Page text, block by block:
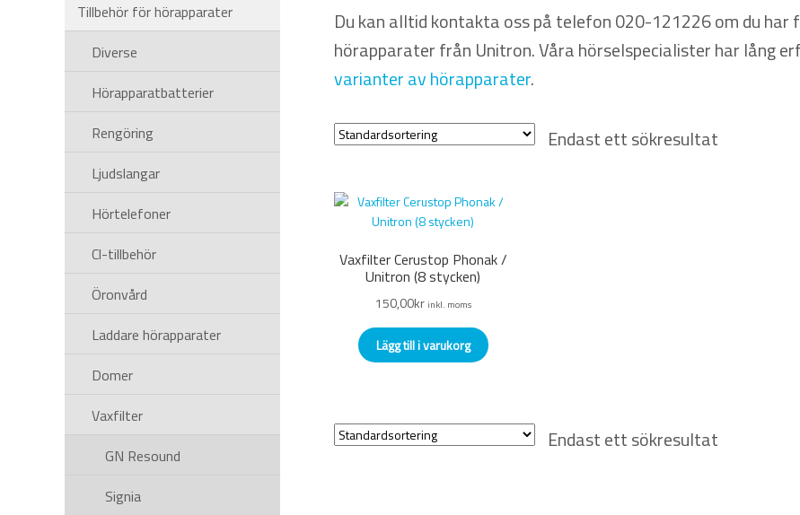
Du kan alltid kontakta oss på telefon 020-121226 om du
hörapparater från Unitron. Våra hörselspecialister har lång
varianter av hörapparater.
Endast ett sökresultat
Vaxfilter Cerustop Phonak /
Unitron (8 stycken)
150,00kr inkl. moms
Lägg till i varukorg
Endast ett sökresultat
Tillbehör för hörapparater
Diverse
Hörapparatbatterier
Rengöring
Ljudslangar
Hörtelefoner
Cl-tillbehör
Öronvård
Laddare hörapparater
Domer
Vaxfilter
GN Resound
Signia